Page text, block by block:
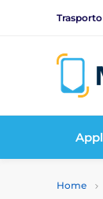
Trasporto
Home